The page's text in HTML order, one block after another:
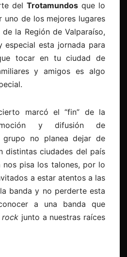
del Trotamundos que lo
uno de los mejores lugares
la Región de Valparaíso,
especial esta jornada para
tocar en tu ciudad de
y amigos es algo
marcó el “fin” de la
y difusión de
grupo no planea dejar de
distintas ciudades del país
pisa los talones, por lo
a estar atentos a las
banda y no perderte esta
a una banda que
rock junto a nuestras raíces